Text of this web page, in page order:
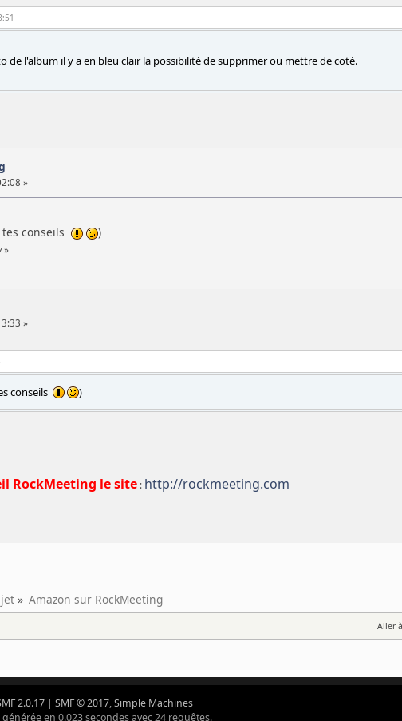
de l'album il y a en bleu clair la possibilité de supprimer ou mettre de coté.
»
conseils
)
»
»
conseils )
RockMeeting le site: http://rockmeeting.com
» Amazon sur RockMeeting
Aller
2.0.17| SMF © 2017,Simple Machines
générée en 0.023 secondes avec 24 requêtes.